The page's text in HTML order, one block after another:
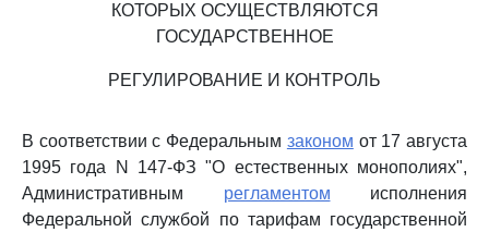
КОТОРЫХ ОСУЩЕСТВЛЯЮТСЯ
ГОСУДАРСТВЕННОЕ
РЕГУЛИРОВАНИЕ И КОНТРОЛЬ
В соответствии с Федеральным законом от 17 августа
1995 года N 147-ФЗ "О естественных монополиях",
Административным регламентом исполнения
Федеральной службой по тарифам государственной